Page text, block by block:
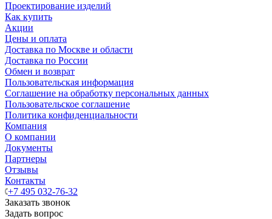
Проектирование изделий
Как купить
Акции
Цены и оплата
Доставка по Москве и области
Доставка по России
Обмен и возврат
Пользовательская информация
Соглашение на обработку персональных данных
Пользовательское соглашение
Политика конфиденциальности
Компания
О компании
Документы
Партнеры
Отзывы
Контакты
+7 495 032-76-32
Заказать звонок
Задать вопрос